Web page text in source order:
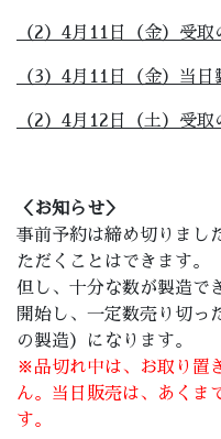
（2）4月11日（金）受
（3）4月11日（金）当日
（2）4月12日（土）受
＜お知らせ＞
事前予約は締め切りまし
ただくことはできます。
但し、十分な数が製造で
開始し、一定数売り切っ
の製造）になります。
※品切れ中は、お取り置
ん。当日販売は、あくま
す。